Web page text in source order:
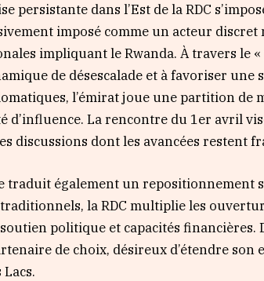
persistante dans l’Est de la RDC
imposé comme un acteur
impliquant le Rwanda. À travers le «
de désescalade et à favoriser
l’émirat joue une partition de
d’influence. La rencontre du 1er avril
discussions dont les avancées restent
traduit également un repositionnement
la RDC multiplie les
politique et capacités financières.
de choix, désireux d’étendre